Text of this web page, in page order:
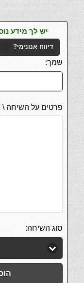
יש לך מידע נוסף
דיווח אנונימי?
שמך:
פרטים על השיחה \ SMS:
סוג השיחה: